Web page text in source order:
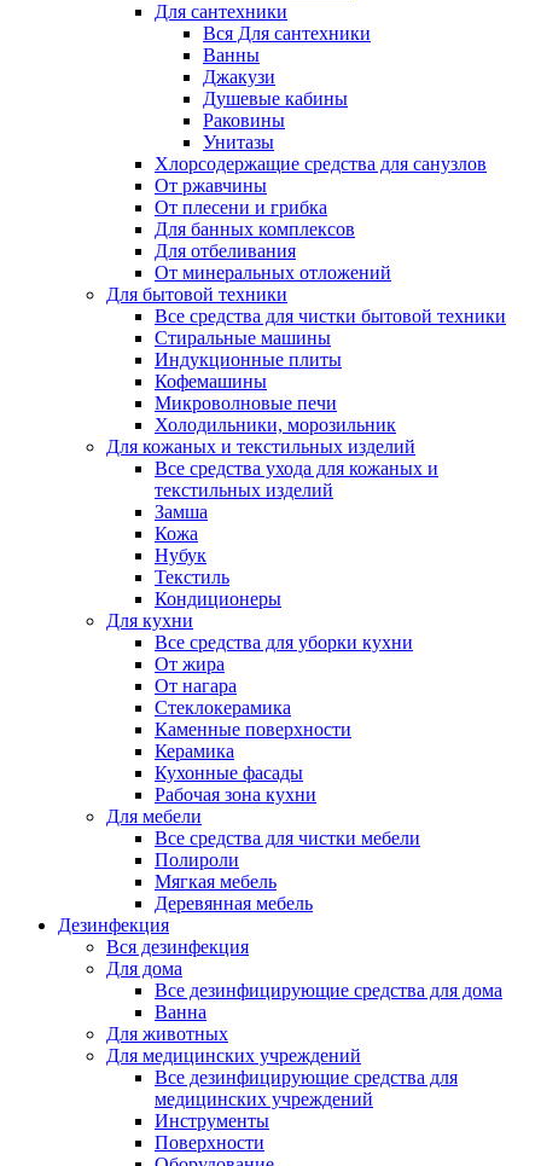
Для сантехники
Вся Для сантехники
Ванны
Джакузи
Душевые кабины
Раковины
Унитазы
Хлорсодержащие средства для санузлов
От ржавчины
От плесени и грибка
Для банных комплексов
Для отбеливания
От минеральных отложений
Для бытовой техники
Все средства для чистки бытовой техники
Стиральные машины
Индукционные плиты
Кофемашины
Микроволновые печи
Холодильники, морозильник
Для кожаных и текстильных изделий
Все средства ухода для кожаных и
текстильных изделий
Замша
Кожа
Нубук
Текстиль
Кондиционеры
Для кухни
Все средства для уборки кухни
От жира
От нагара
Стеклокерамика
Каменные поверхности
Керамика
Кухонные фасады
Рабочая зона кухни
Для мебели
Все средства для чистки мебели
Полироли
Мягкая мебель
Деревянная мебель
Дезинфекция
Вся дезинфекция
Для дома
Все дезинфицирующие средства для дома
Ванна
Для животных
Для медицинских учреждений
Все дезинфицирующие средства для
медицинских учреждений
Инструменты
Поверхности